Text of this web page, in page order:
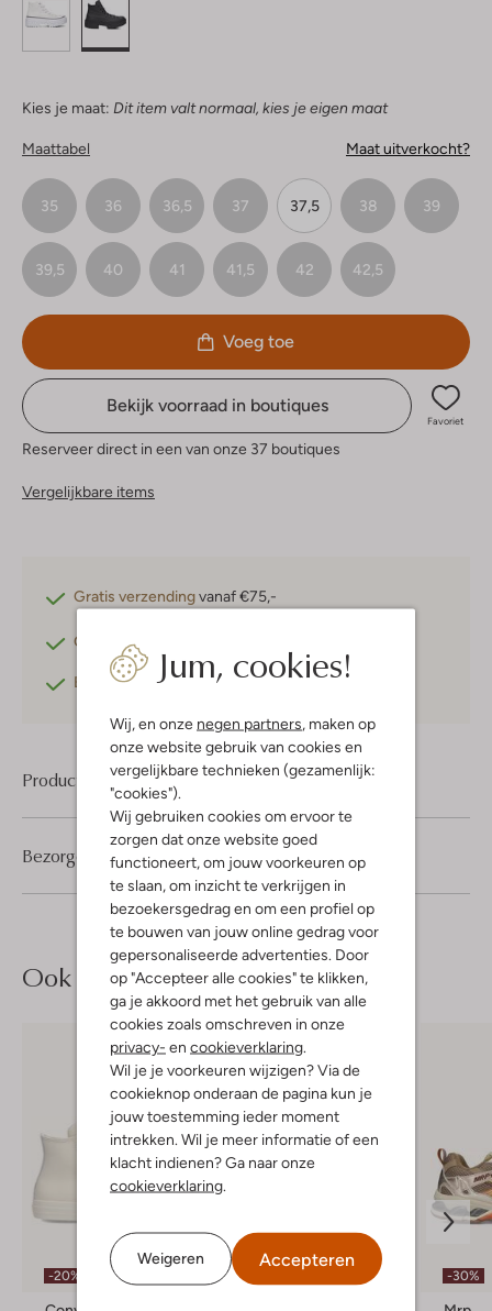
Jum, cookies!
Wij, en onze negen partners , maken op
onze website gebruik van cookies en
vergelijkbare technieken (gezamenlijk:
"cookies").
Wij gebruiken cookies om ervoor te
zorgen dat onze website goed
functioneert, om jouw voorkeuren op
te slaan, om inzicht te verkrijgen in
bezoekersgedrag en om een profiel op
te bouwen van jouw online gedrag voor
gepersonaliseerde advertenties. Door
op "Accepteer alle cookies" te klikken,
ga je akkoord met het gebruik van alle
cookies zoals omschreven in onze
privacy- en cookieverklaring
Wil je je voorkeuren wijzigen? Via de
cookieknop onderaan de pagina kun je
jouw toestemming ieder moment
intrekken. Wil je meer informatie of een
klacht indienen? Ga naar onze
cookieverklaring
Weigeren Accepteren
Kies je maat: Dit item valt normaal, kies je eigen maat
Maattabel Maat uitverkocht?
35 36 36,5 37 37,5 38 39
39,5 40 41 41,5 42 42,5
Voeg toe
Bekijk voorraad in boutiques
Favoriet
Reserveer direct in een van onze 37 boutiques
Vergelijkbare items
Gratis verzendingvanaf €75,-
Gratis retourneren
Betaal achterafmet Klarna
Product informatie
Bezorgen & retourneren
Ook iets voor jou?
-20% -30%